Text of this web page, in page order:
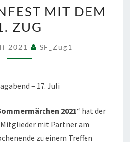
MIT
DEM
ZUG
MIT DEM
ZUG
2021 SF_Zug1
– 17. Juli
2021“ hat der
mit Partner am
zu einem Treffen